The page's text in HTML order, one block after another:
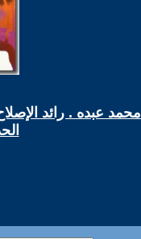
محمد عبده . رائد